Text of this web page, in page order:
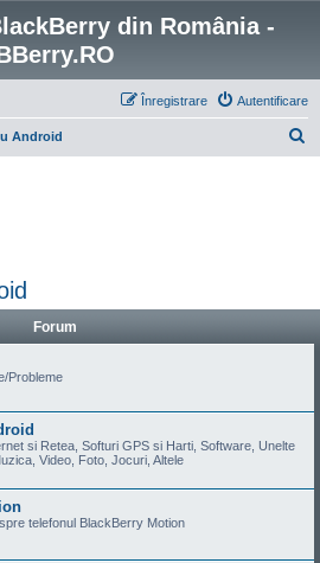
din România -
Autentificare
Înregistrare
Android
Forum
Probleme
si Retea, Softuri GPS si Harti, Software, Unelte
Video, Foto, Jocuri, Altele
telefonul BlackBerry Motion